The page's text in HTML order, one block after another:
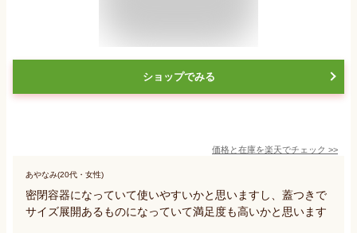
ショップでみる
価格と在庫を楽天でチェック >>
あやなみ(20代・女性)
密閉容器になっていて使いやすいかと思いますし、蓋つきで
サイズ展開あるものになっていて満足度も高いかと思います